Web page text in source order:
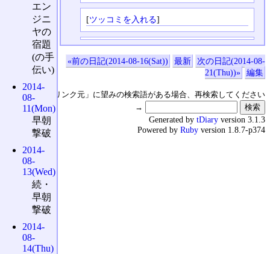
[ツッコミを入れる]
«前の日記(2014-08-16(Sat)) 最新
次の日記(2014-08-
21(Thu))»
編集
↑の「本日のリンク元」に望みの検索語がある場合、再検索してください
→
エン
ジニ
ヤの
宿題
(の手
伝い)
2014-
08-
11(Mon)
早朝
撃破
2014-
08-
13(Wed)
続・
早朝
撃破
2014-
08-
14(Thu)
Generated by tDiary version 3.1.3
Powered by Ruby version 1.8.7-p374